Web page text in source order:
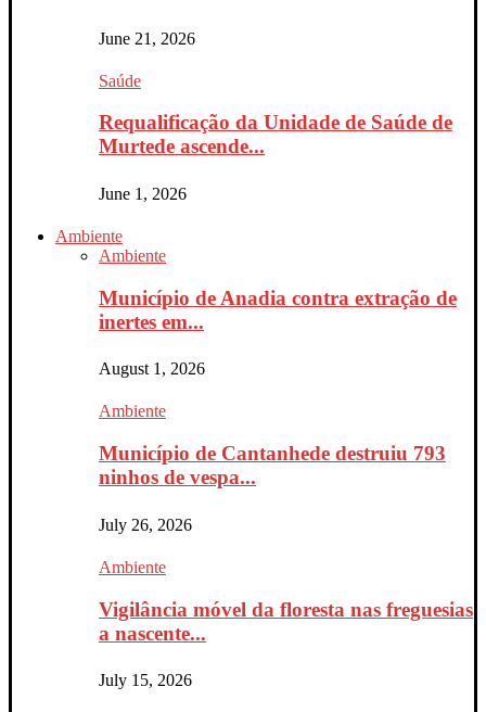
June 21, 2026
Saúde
Requalificação da Unidade de Saúde de
Murtede ascende...
June 1, 2026
Ambiente
Ambiente
Município de Anadia contra extração de
inertes em...
August 1, 2026
Ambiente
Município de Cantanhede destruiu 793
ninhos de vespa...
July 26, 2026
Ambiente
Vigilância móvel da floresta nas freguesias
a nascente...
July 15, 2026